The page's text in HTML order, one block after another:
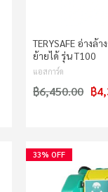
TERYSAFE อ่างล้
ย้ายได้ รุ่น T100
แอสการ์ด
฿
฿6,450.00
33% OFF